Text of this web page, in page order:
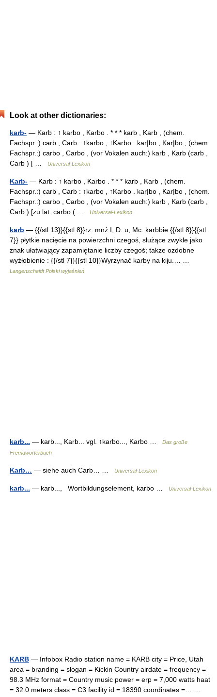
Look at other dictionaries:
karb- — Karb : ↑ karbo , Karbo . * * * karb , Karb , (chem.
Fachspr.:) carb , Carb : ↑karbo , ↑Karbo . kar|bo , Kar|bo , (chem.
Fachspr.:) carbo , Carbo , (vor Vokalen auch:) karb , Karb (carb ,
Carb ) [ …
Universal-Lexikon
Karb- — Karb : ↑ karbo , Karbo . * * * karb , Karb , (chem.
Fachspr.:) carb , Carb : ↑karbo , ↑Karbo . kar|bo , Kar|bo , (chem.
Fachspr.:) carbo , Carbo , (vor Vokalen auch:) karb , Karb (carb ,
Carb ) [zu lat. carbo ( …
Universal-Lexikon
karb — {{/stl 13}}{{stl 8}}rz. mnż I, D. u, Mc. karbbie {{/stl 8}}{{stl
7}} płytkie nacięcie na powierzchni czegoś, służące zwykle jako
znak ułatwiający zapamiętanie liczby czegoś; także ozdobne
wyżłobienie : {{/stl 7}}{{stl 10}}Wyrzynać karby na kiju.… …
Langenscheidt Polski wyjaśnień
karb... — karb..., Karb... vgl. ↑karbo..., Karbo …
Das große
Fremdwörterbuch
Karb… — siehe auch Carb… … Universal-Lexikon
karb... — karb..., Wortbildungselement, karbo … Universal-Lexikon
KARB — Infobox Radio station name = KARB city = Price, Utah
area = branding = slogan = Kickin Country airdate = frequency =
98.3 MHz format = Country music power = erp = 7,000 watts haat
= 32.0 meters class = C3 facility id = 18390 coordinates =… …